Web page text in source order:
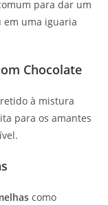
para dar um
em uma iguaria
Chocolate
à mistura
para os amantes
como